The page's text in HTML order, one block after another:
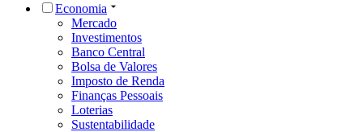
Economia
Mercado
Investimentos
Banco Central
Bolsa de Valores
Imposto de Renda
Finanças Pessoais
Loterias
Sustentabilidade